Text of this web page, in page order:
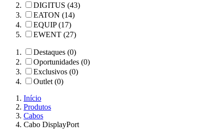
DIGITUS (43)
EATON (14)
EQUIP (17)
EWENT (27)
Destaques (0)
Oportunidades (0)
Exclusivos (0)
Outlet (0)
Início
Produtos
Cabos
Cabo DisplayPort